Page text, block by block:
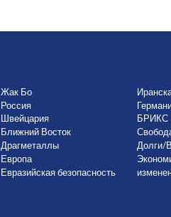
Жак Бо
Россия
Швейцария
БРИКС
Ближний Восток
Драгметаллы
Долги/
Европа
Евразийская безопасность